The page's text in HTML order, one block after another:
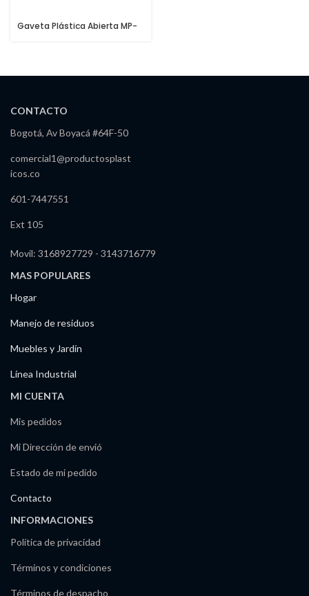
Gaveta Plástica Abierta MP-
CONTACTO
Bogotá, Av Boyacá #64F-50
comercial1@productosplast
icos.co
601-7447551
Ext 105
Movil: 3168927729 - 3143716779
MAS POPULARES
Hogar
Manejo de residuos
Muebles y Jardín
Línea Industrial
MI CUENTA
Mis pedidos
Mi Dirección de envió
Estado de mi pedido
Contacto
INFORMACIONES
Política de privacidad
Términos y condiciones
Términos de despacho